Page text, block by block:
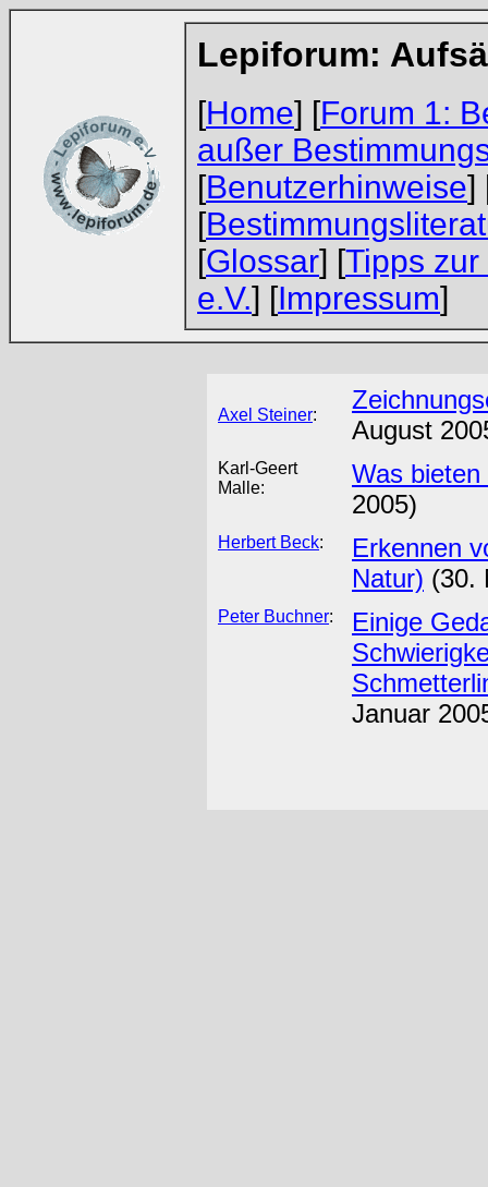
Lepiforum:
[Home] [Forum 1:
außer
[Benutzerhinweise]
[
[Glossar] [Tipps
e.V.] [Impressum]
Axel Steiner:
August
Karl-Geert
Malle:
Was
2005)
Herbert Beck:
Erkennen
Natur) (30.
Peter Buchner:
Einige
Januar